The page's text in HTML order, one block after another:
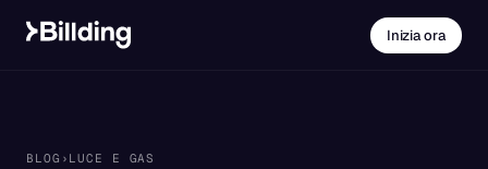
Inizia ora
BLOG › LUCE E GAS